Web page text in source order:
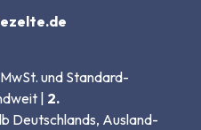
und Standard-
| 2.
Deutschlands, Ausland-